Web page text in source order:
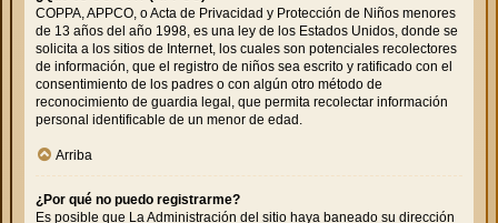
COPPA, APPCO, o Acta de Privacidad y Protección de Niños menores
de 13 años del año 1998, es una ley de los Estados Unidos, donde se
solicita a los sitios de Internet, los cuales son potenciales recolectores
de información, que el registro de niños sea escrito y ratificado con el
consentimiento de los padres o con algún otro método de
reconocimiento de guardia legal, que permita recolectar información
personal identificable de un menor de edad.
Arriba
¿Por qué no puedo registrarme?
Es posible que La Administración del sitio haya baneado su dirección